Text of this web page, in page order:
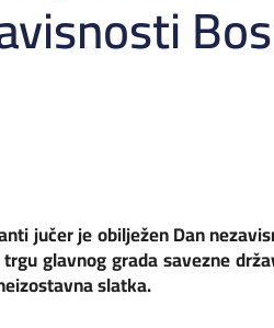
jučer je obilježen Dan
glavnog grada savezne
slatka.